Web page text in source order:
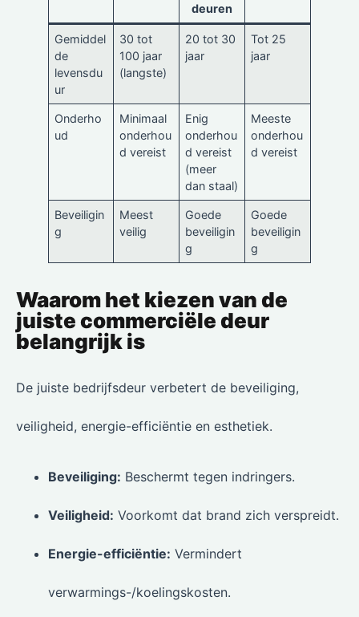
deuren
Gemiddel
de
levensdu
ur
30 tot
100 jaar
(langste)
20 tot 30
jaar
Tot 25
jaar
Onderho
ud
Minimaal
onderhou
d vereist
Enig
onderhou
d vereist
(meer
dan staal)
Meeste
onderhou
d vereist
Beveiligin
g
Meest
veilig
Goede
beveiligin
g
Goede
beveiligin
g
Waarom het kiezen van de
juiste commerciële deur
belangrijk is
De juiste bedrijfsdeur verbetert de beveiliging,
veiligheid, energie-efficiëntie en esthetiek.
Beveiliging: Beschermt tegen indringers.
Veiligheid: Voorkomt dat brand zich verspreidt.
Energie-efficiëntie: Vermindert
verwarmings-/koelingskosten.